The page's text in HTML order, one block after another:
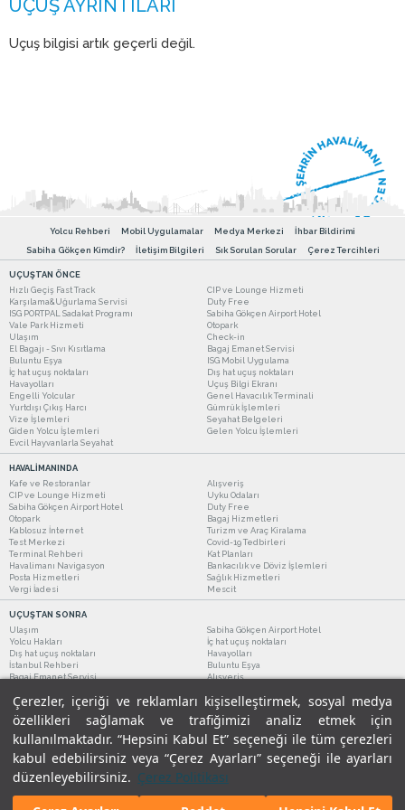
Çerezler, içeriği ve reklamları kişiselleştirmek, sosyal medya
özellikleri sağlamak ve trafiğimizi analiz etmek için
kullanılmaktadır. “Hepsini Kabul Et” seçeneği ile tüm çerezleri
kabul edebilirsiniz veya “Çerez Ayarları” seçeneği ile ayarları
düzenleyebilirsiniz. Çerez Politikası
Uçuş bilgisi artık geçerli değil.
Yolcu Rehberi Mobil Uygulamalar Medya Merkezi
İhbar Bildirimi
Sabiha Gökçen Kimdir?
İletişim Bilgileri Sık Sorulan Sorular Çerez Tercihleri
UÇUŞTAN ÖNCE
Hızlı Geçiş Fast Track
CIP ve Lounge Hizmeti
Karşılama&Uğurlama Servisi
Duty Free
ISG PORTPAL Sadakat Programı
Sabiha Gökçen Airport Hotel
Vale Park Hizmeti
Otopark
Ulaşım
Check-in
El Bagajı - Sıvı Kısıtlama
Bagaj Emanet Servisi
Buluntu Eşya
ISG Mobil Uygulama
İç hat uçuş noktaları
Dış hat uçuş noktaları
Havayolları
Uçuş Bilgi Ekranı
Engelli Yolcular
Genel Havacılık Terminali
Yurtdışı Çıkış Harcı
Gümrük İşlemleri
Vize İşlemleri
Seyahat Belgeleri
Giden Yolcu İşlemleri
Gelen Yolcu İşlemleri
Evcil Hayvanlarla Seyahat
HAVALİMANINDA
Kafe ve Restoranlar
Alışveriş
CIP ve Lounge Hizmeti
Uyku Odaları
Sabiha Gökçen Airport Hotel
Duty Free
Otopark
Bagaj Hizmetleri
Kablosuz İnternet
Turizm ve Araç Kiralama
Test Merkezi
Covid-19 Tedbirleri
Terminal Rehberi
Kat Planları
Havalimanı Navigasyon
Bankacılık ve Döviz İşlemleri
Posta Hizmetleri
Sağlık Hizmetleri
Vergi İadesi
Mescit
UÇUŞTAN SONRA
Ulaşım
Sabiha Gökçen Airport Hotel
Yolcu Hakları
İç hat uçuş noktaları
Dış hat uçuş noktaları
Havayolları
İstanbul Rehberi
Buluntu Eşya
Bagaj Emanet Servisi
Alışveriş